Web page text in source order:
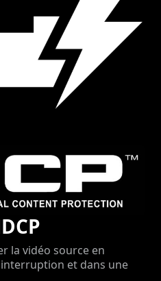
la vidéo source en
interruption et dans une